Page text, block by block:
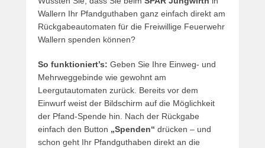
Wallern Ihr Pfandguthaben ganz einfach direkt am
Rückgabeautomaten für die Freiwillige Feuerwehr
Wallern spenden können?
So funktioniert’s: Geben Sie Ihre Einweg- und
Mehrweggebinde wie gewohnt am
Leergutautomaten zurück. Bereits vor dem
Einwurf weist der Bildschirm auf die Möglichkeit
der Pfand-Spende hin. Nach der Rückgabe
einfach den Button „Spenden“ drücken – und
schon geht Ihr Pfandguthaben direkt an die